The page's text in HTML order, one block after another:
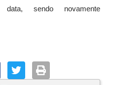
sendo novamente